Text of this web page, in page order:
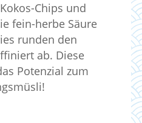
Chips und
fein-herbe Säure
runden den
ab. Diese
Potenzial zum